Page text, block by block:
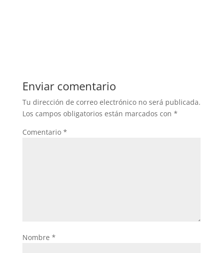
Enviar comentario
Tu dirección de correo electrónico no será publicada.
Los campos obligatorios están marcados con *
Comentario *
Nombre *